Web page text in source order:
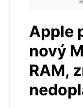
Apple
nový
RAM,